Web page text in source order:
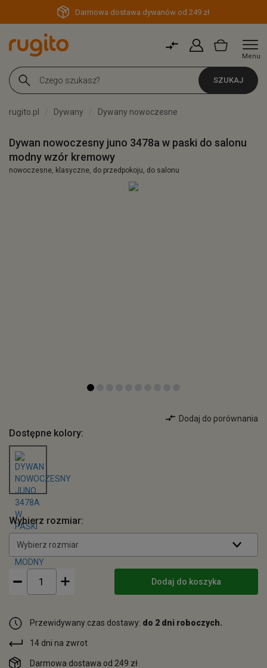
Darmowa dostawa dywanów od 249 zł
Menu
SZUKAJ
rugito.pl Dywany Dywany nowoczesne
Dywan nowoczesny juno 3478a w paski do salonu
modny wzór kremowy
nowoczesne, klasyczne, do przedpokoju, do salonu
Dodaj do porównania
Dostępne kolory:
Wybierz rozmiar:
Wybierz rozmiar
Dodaj do koszyka
Przewidywany czas dostawy: do 2 dni roboczych.
14 dni na zwrot
Darmowa dostawa od 249 zł